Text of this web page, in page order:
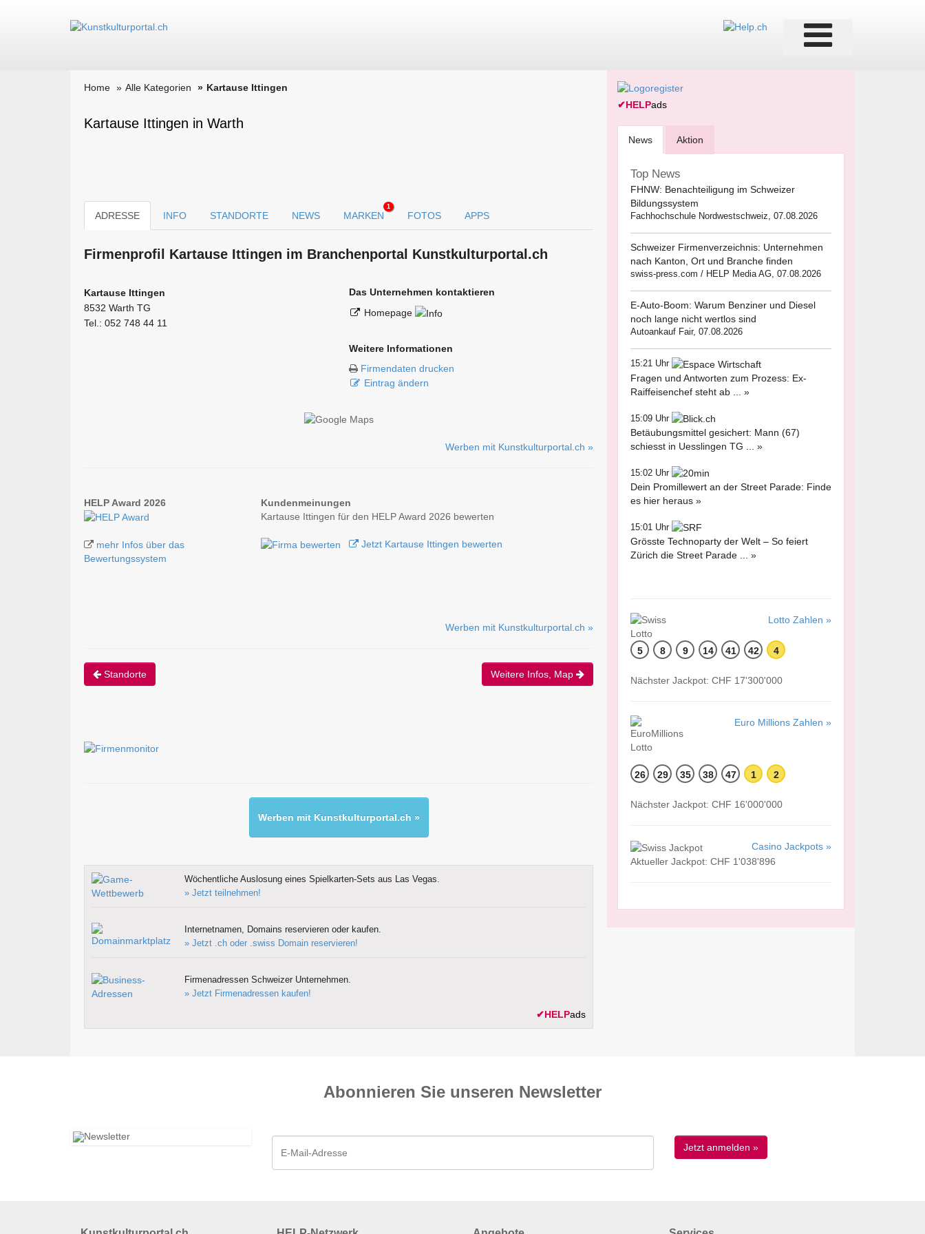
Home Alle Kategorien Kartause Ittingen
Kartause Ittingen in Warth
ADRESSE INFO STANDORTE NEWS MARKEN
1
FOTOS APPS
Firmen­profil Kartause Ittingen im Branchen­portal Kunstkulturportal.ch
Kartause Ittingen
8532 Warth TG
Tel.: 052 748 44 11
Das Unternehmen kontaktieren
Homepage
Weitere Informationen
Firmendaten drucken
Eintrag ändern
Werben mit Kunstkulturportal.ch »
HELP Award 2026
mehr Infos über das
Bewertungssystem
Kundenmeinungen
Kartause Ittingen für den HELP Award 2026 bewerten
Jetzt Kartause Ittingen bewerten
Werben mit Kunstkulturportal.ch »
Standorte Weitere Infos, Map
Werben mit Kunstkulturportal.ch »
Wöchentliche Auslosung eines Spielkarten-Sets aus Las Vegas.
» Jetzt teilnehmen!
Internetnamen, Domains reservieren oder kaufen.
» Jetzt .ch oder .swiss Domain reservieren!
Firmenadressen Schweizer Unternehmen.
» Jetzt Firmenadressen kaufen!
✔HELPads
✔HELPads
News Aktion
Top News
FHNW: Benachteiligung im Schweizer
Bildungssystem
Fachhochschule Nordwestschweiz, 07.08.2026
Schweizer Firmenverzeichnis: Unternehmen
nach Kanton, Ort und Branche finden
swiss-press.com / HELP Media AG, 07.08.2026
E-Auto-Boom: Warum Benziner und Diesel
noch lange nicht wertlos sind
Autoankauf Fair, 07.08.2026
15:21 Uhr
Fragen und Antworten zum Prozess: Ex-
Raiffeisenchef steht ab ... »
15:09 Uhr
Betäubungsmittel gesichert: Mann (67)
schiesst in Uesslingen TG ... »
15:02 Uhr
Dein Promillewert an der Street Parade: Finde
es hier heraus »
15:01 Uhr
Grösste Technoparty der Welt – So feiert
Zürich die Street Parade ... »
Lotto Zahlen »
5 8 9 14 41 42 4
Nächster Jackpot: CHF 17'300'000
Euro Millions Zahlen »
26 29 35 38 47 1 2
Nächster Jackpot: CHF 16'000'000
Casino Jackpots »
Aktueller Jackpot: CHF 1'038'896
Abonnieren Sie unseren News­letter